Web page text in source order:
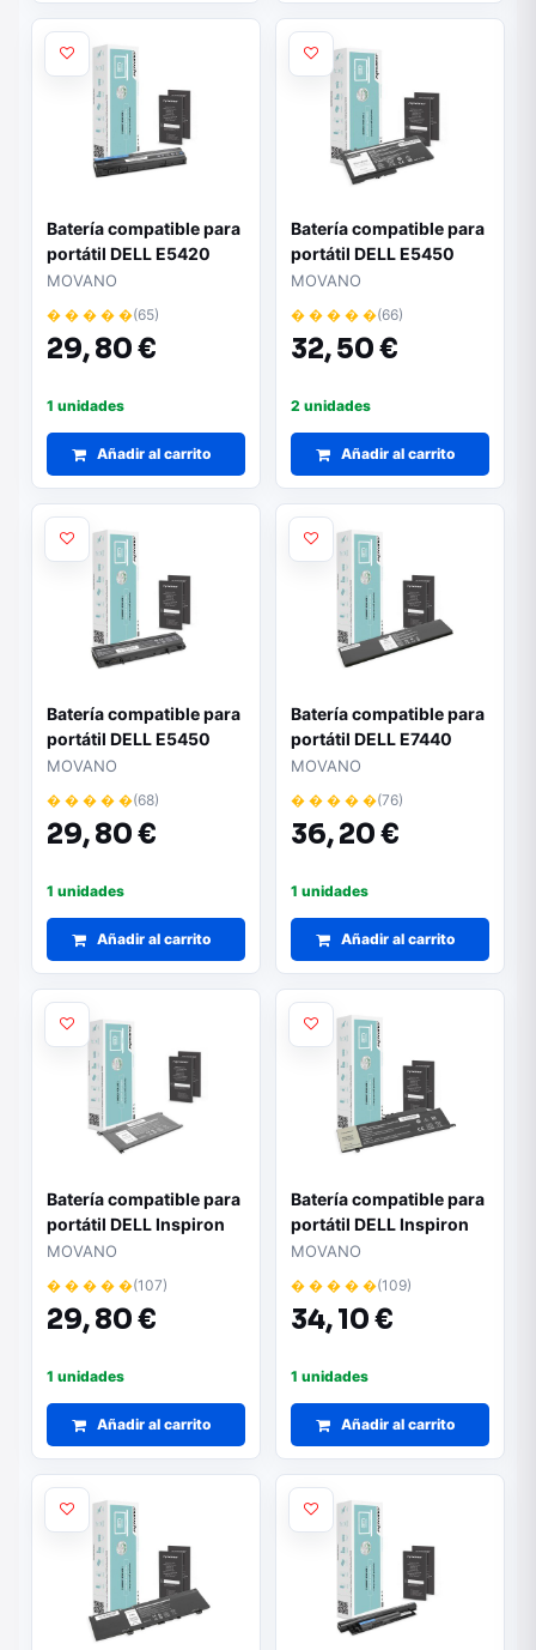
Batería compatible para
portátil DELL E5420
11.1V 4400mAh Movano
MOVANO
� � � � �(65)
29,80 €
1 unidades
Añadir al carrito
Batería compatible para
portátil DELL E5450
11.1V 3600mAh Movano
MOVANO
� � � � �(66)
32,50 €
2 unidades
Añadir al carrito
Batería compatible para
portátil DELL E5450
11.1V 4400mAh Movano
MOVANO
� � � � �(68)
29,80 €
1 unidades
Añadir al carrito
Batería compatible para
portátil DELL E7440
11.1V 3400mAh Movano
MOVANO
� � � � �(76)
36,20 €
1 unidades
Añadir al carrito
Batería compatible para
portátil DELL Inspiron
13 5368 11.4V
3400mAh Movano
MOVANO
� � � � �(107)
29,80 €
1 unidades
Añadir al carrito
Batería compatible para
portátil DELL Inspiron
13 7347 11.1v 3500 mAh
MOVANO
� � � � �(109)
34,10 €
1 unidades
Añadir al carrito